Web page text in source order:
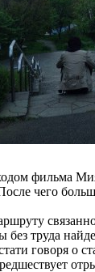
фильма
чего
без труда
говоря о